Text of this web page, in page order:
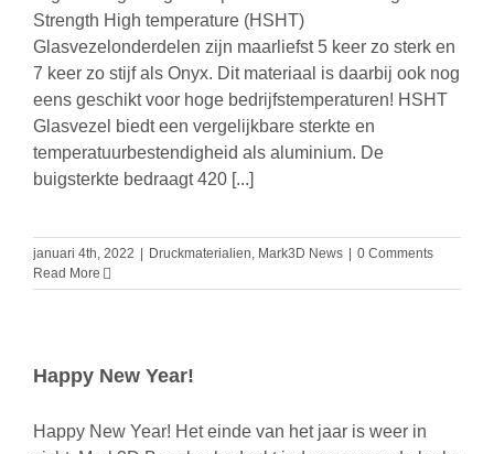
Strength High temperature (HSHT)
Glasvezelonderdelen zijn maarliefst 5 keer zo sterk en
7 keer zo stijf als Onyx. Dit materiaal is daarbij ook nog
eens geschikt voor hoge bedrijfstemperaturen! HSHT
Glasvezel biedt een vergelijkbare sterkte en
temperatuurbestendigheid als aluminium. De
buigsterkte bedraagt 420 [...]
januari 4th, 2022 Druckmaterialien, Mark3D News
0 Comments
Read More
Happy New Year!
Happy New Year! Het einde van het jaar is weer in